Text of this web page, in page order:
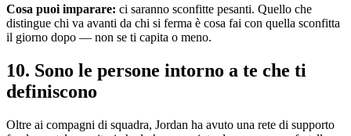
Cosa puoi imparare: ci saranno sconfitte pesanti. Quello che
distingue chi va avanti da chi si ferma è cosa fai con quella sconfitta
il giorno dopo — non se ti capita o meno.
10. Sono le persone intorno a te che ti
definiscono
Oltre ai compagni di squadra, Jordan ha avuto una rete di supporto